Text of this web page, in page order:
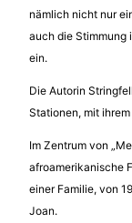
nämlich nicht nur
auch die Stimmung
ein.
Die Autorin
Stationen, mit
Im Zentrum von
afroamerikanische
einer Familie, von
Joan.